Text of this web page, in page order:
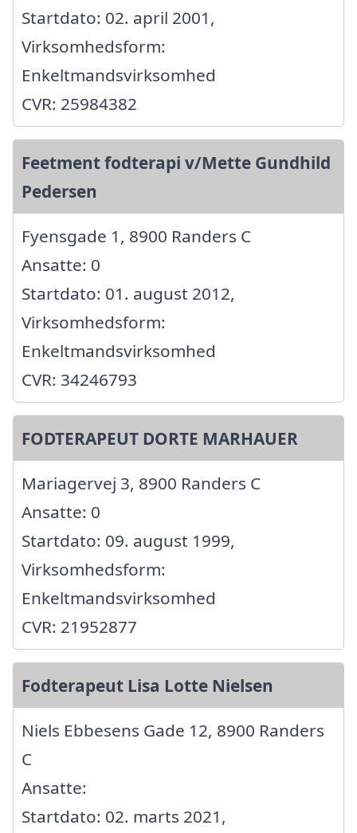
Startdato: 02. april 2001,
Virksomhedsform:
Enkeltmandsvirksomhed
CVR: 25984382
Feetment fodterapi v/Mette Gundhild
Pedersen
Fyensgade 1, 8900 Randers C
Ansatte: 0
Startdato: 01. august 2012,
Virksomhedsform:
Enkeltmandsvirksomhed
CVR: 34246793
FODTERAPEUT DORTE MARHAUER
Mariagervej 3, 8900 Randers C
Ansatte: 0
Startdato: 09. august 1999,
Virksomhedsform:
Enkeltmandsvirksomhed
CVR: 21952877
Fodterapeut Lisa Lotte Nielsen
Niels Ebbesens Gade 12, 8900 Randers
C
Ansatte:
Startdato: 02. marts 2021,